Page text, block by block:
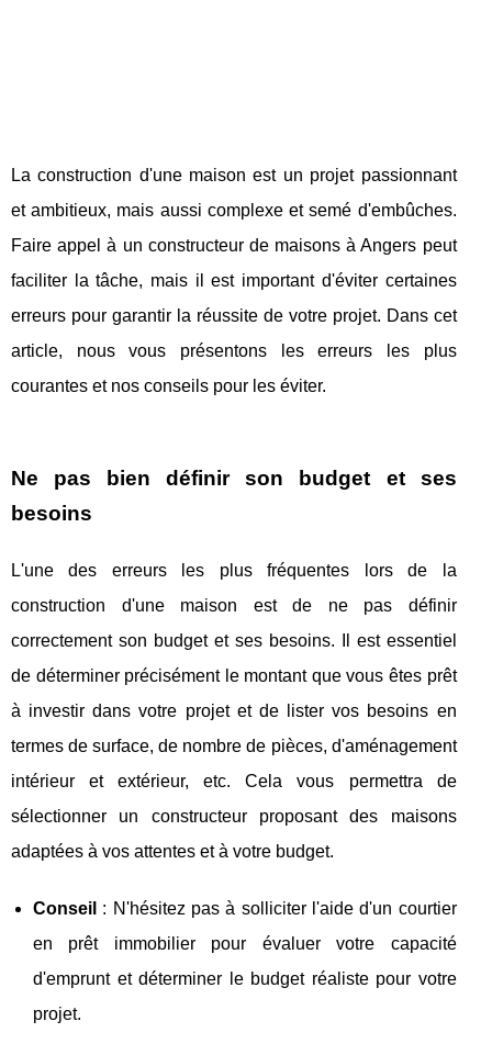
La construction d'une maison est un projet passionnant
et ambitieux, mais aussi complexe et semé d'embûches.
Faire appel à un constructeur de maisons à Angers peut
faciliter la tâche, mais il est important d'éviter certaines
erreurs pour garantir la réussite de votre projet. Dans cet
article, nous vous présentons les erreurs les plus
courantes et nos conseils pour les éviter.
Ne pas bien définir son budget et ses
besoins
L'une des erreurs les plus fréquentes lors de la
construction d'une maison est de ne pas définir
correctement son budget et ses besoins. Il est essentiel
de déterminer précisément le montant que vous êtes prêt
à investir dans votre projet et de lister vos besoins en
termes de surface, de nombre de pièces, d'aménagement
intérieur et extérieur, etc. Cela vous permettra de
sélectionner un constructeur proposant des maisons
adaptées à vos attentes et à votre budget.
Conseil : N'hésitez pas à solliciter l'aide d'un courtier
en prêt immobilier pour évaluer votre capacité
d'emprunt et déterminer le budget réaliste pour votre
projet.